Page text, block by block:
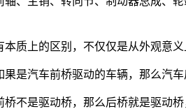
本质上的区别，不仅仅是从外观意
果是汽车前桥驱动的车辆，那么汽
桥不是驱动桥，那么后桥就是驱动